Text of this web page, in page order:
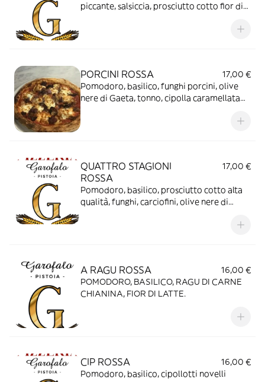
piccante, salsiccia, prosciutto cotto fior di
PORCINI ROSSA
17,00 €
Pomodoro, basilico, funghi porcini, olive
nere di Gaeta, tonno, cipolla caramellata
QUATTRO STAGIONI
ROSSA
17,00 €
Pomodoro, basilico, prosciutto cotto alta
qualità, funghi, carciofini, olive nere di
A RAGU ROSSA
16,00 €
POMODORO, BASILICO, RAGU DI CARNE
CHIANINA, FIOR DI LATTE.
CIP ROSSA
16,00 €
Pomodoro, basilico, cipollotti novelli